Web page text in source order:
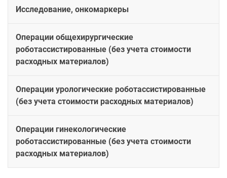
Исследование, онкомаркеры
Операции общехирургические
роботассистированные (без учета стоимости
расходных материалов)
Операции урологические роботассистированные
(без учета стоимости расходных материалов)
Операции гинекологические
роботассистированные (без учета стоимости
расходных материалов)